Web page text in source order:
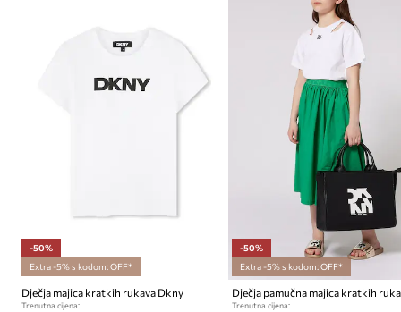
-50%
Extra -5% s kodom: OFF*
Dječja majica kratkih rukava Dkny
Trenutna cijena:
-50%
Extra -5% s kodom: OFF*
Trenutna cijena: